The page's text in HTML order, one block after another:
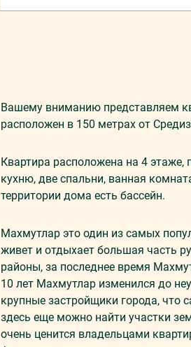
Вашему вниманию представляем
расположен в 150 метрах от
Квартира расположена на 4
кухню, две спальни, ванная
территории дома есть бассейн.
Махмутлар это один из самых
живет и отдыхает большая часть
районы, за последнее время
10 лет Махмутлар изменился до
крупные застройщики города, что
здесь еще можно найти участки
очень ценится владельцами